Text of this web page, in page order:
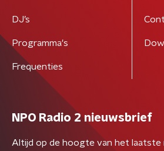
DJ’s
Programma's
Frequenties
NPO Radio 2 nieuwsbrief
Altijd op de hoogte van het laatste